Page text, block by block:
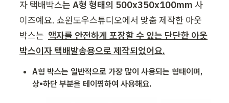
자 택배박스는 A형 형태의 500x350x100mm 사
이즈예요. 쇼윈도우스튜디오에서 맞춤 제작한 아웃
박스는 액자를 안전하게 포장할 수 있는 단단한 아웃
박스이자 택배발송용으로 제작되었어요.
A형 박스는 일반적으로 가장 많이 사용되는 형태이며,
상•하단 부분을 테이핑하여 사용해요.